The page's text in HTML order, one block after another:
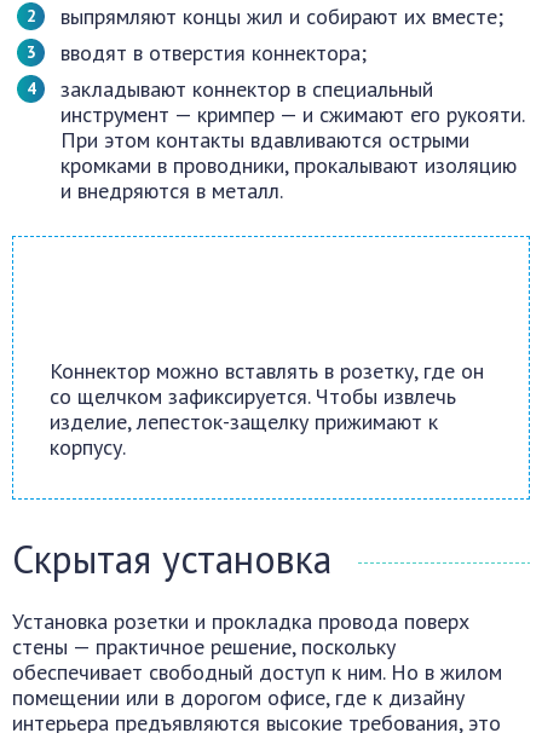
выпрямляют концы жил и собирают их вместе;
вводят в отверстия коннектора;
закладывают коннектор в специальный
инструмент — кримпер — и сжимают его рукояти.
При этом контакты вдавливаются острыми
кромками в проводники, прокалывают изоляцию
и внедряются в металл.
Коннектор можно вставлять в розетку, где он
со щелчком зафиксируется. Чтобы извлечь
изделие, лепесток-защелку прижимают к
корпусу.
Скрытая установка
Установка розетки и прокладка провода поверх
стены — практичное решение, поскольку
обеспечивает свободный доступ к ним. Но в жилом
помещении или в дорогом офисе, где к дизайну
интерьера предъявляются высокие требования, это